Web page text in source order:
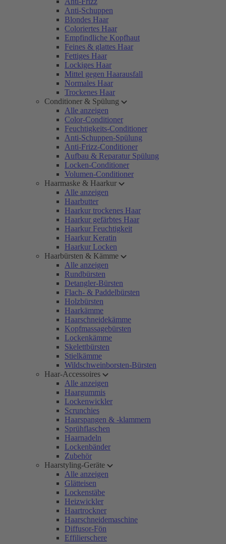
Anti-Schuppen
Blondes Haar
Coloriertes Haar
Empfindliche Kopfhaut
Feines & glattes Haar
Fettiges Haar
Lockiges Haar
Mittel gegen Haarausfall
Normales Haar
Trockenes Haar
Conditioner & Spülung
Alle anzeigen
Color-Conditioner
Feuchtigkeits-Conditioner
Anti-Schuppen-Spülung
Anti-Frizz-Conditioner
Aufbau & Reparatur Spülung
Locken-Conditioner
Volumen-Conditioner
Haarmaske & Haarkur
Alle anzeigen
Haarbutter
Haarkur trockenes Haar
Haarkur gefärbtes Haar
Haarkur Feuchtigkeit
Haarkur Keratin
Haarkur Locken
Haarbürsten & Kämme
Alle anzeigen
Rundbürsten
Detangler-Bürsten
Flach- & Paddelbürsten
Holzbürsten
Haarkämme
Haarschneidekämme
Kopfmassagebürsten
Lockenkämme
Skelettbürsten
Stielkämme
Wildschweinborsten-Bürsten
Haar-Accessoires
Alle anzeigen
Haargummis
Lockenwickler
Scrunchies
Haarspangen & -klammern
Sprühflaschen
Haarnadeln
Lockenbänder
Zubehör
Haarstyling-Geräte
Alle anzeigen
Glätteisen
Lockenstäbe
Heizwickler
Haartrockner
Haarschneidemaschine
Diffusor-Fön
Effilierschere